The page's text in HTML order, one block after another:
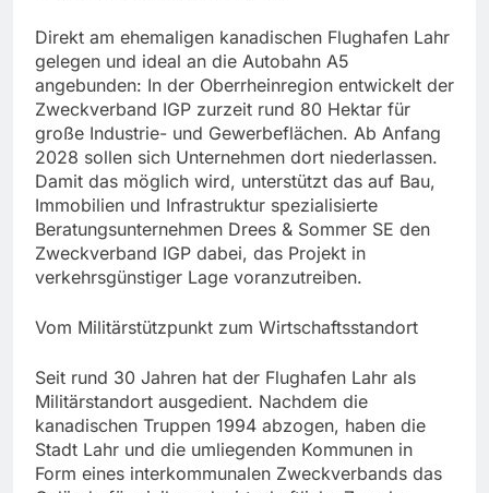
Direkt am ehemaligen kanadischen Flughafen Lahr
gelegen und ideal an die Autobahn A5
angebunden: In der Oberrheinregion entwickelt der
Zweckverband IGP zurzeit rund 80 Hektar für
große Industrie- und Gewerbeflächen. Ab Anfang
2028 sollen sich Unternehmen dort niederlassen.
Damit das möglich wird, unterstützt das auf Bau,
Immobilien und Infrastruktur spezialisierte
Beratungsunternehmen Drees & Sommer SE den
Zweckverband IGP dabei, das Projekt in
verkehrsgünstiger Lage voranzutreiben.
Vom Militärstützpunkt zum Wirtschaftsstandort
Seit rund 30 Jahren hat der Flughafen Lahr als
Militärstandort ausgedient. Nachdem die
kanadischen Truppen 1994 abzogen, haben die
Stadt Lahr und die umliegenden Kommunen in
Form eines interkommunalen Zweckverbands das